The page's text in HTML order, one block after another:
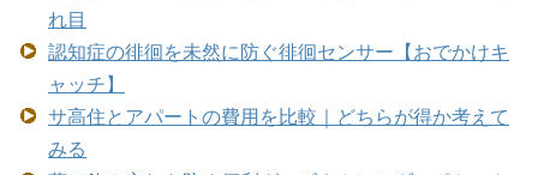
れ目
認知症の徘徊を未然に防ぐ徘徊センサー【おでかけキ
ャッチ】
サ高住とアパートの費用を比較｜どちらが得か考えて
みる